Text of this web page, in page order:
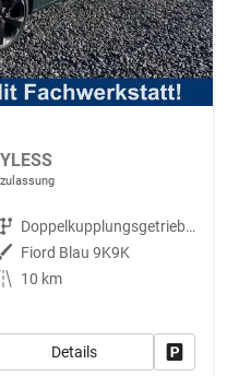
Getriebe
Doppelkupplungsgetriebe (DSG)
Außenfarbe Fiord Blau 9K9K
Kilometerstand
10 km
Details